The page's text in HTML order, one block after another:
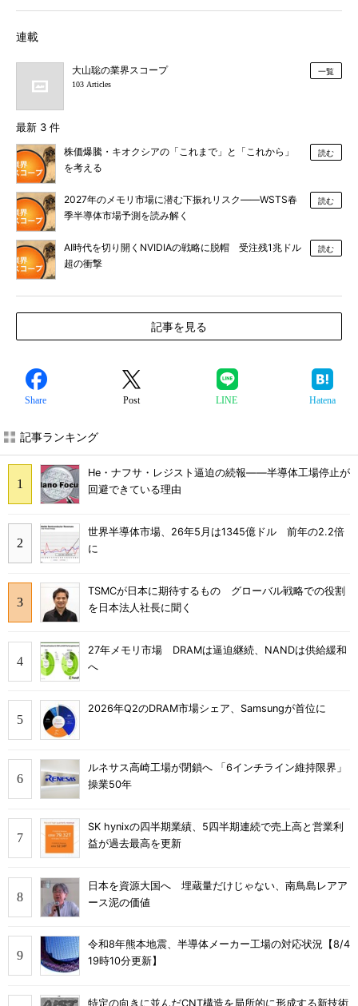
連載
大山聡の業界スコープ
103 Articles
一覧
最新 3 件
株価爆騰・キオクシアの「これまで」と「これから」
を考える
読む
2027年のメモリ市場に潜む下振れリスク――WSTS春
季半導体市場予測を読み解く
読む
AI時代を切り開くNVIDIAの戦略に脱帽 受注残1兆ドル
超の衝撃
読む
記事を見る
Share Post LINE Hatena
記事ランキング
He・ナフサ・レジスト逼迫の続報――半導体工場停止が
回避できている理由
世界半導体市場、26年5月は1345億ドル 前年の2.2倍
に
TSMCが日本に期待するもの グローバル戦略での役割
を日本法人社長に聞く
27年メモリ市場 DRAMは逼迫継続、NANDは供給緩和
へ
2026年Q2のDRAM市場シェア、Samsungが首位に
ルネサス高崎工場が閉鎖へ 「6インチライン維持限界」
操業50年
SK hynixの四半期業績、5四半期連続で売上高と営業利
益が過去最高を更新
日本を資源大国へ 埋蔵量だけじゃない、南鳥島レアア
ース泥の価値
令和8年熊本地震、半導体メーカー工場の対応状況【8/4
19時10分更新】
特定の向きに並んだCNT構造を局所的に形成する新技術